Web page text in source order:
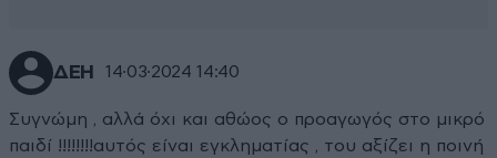
ΔΕΗ 14·03·2024 14:40
Συγνώμη , αλλά όχι και αθώος ο προαγωγός στο μικρό
παιδί !!!!!!!!αυτός είναι εγκληματίας , του αξίζει η ποινή